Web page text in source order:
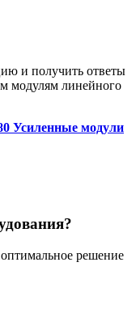
и получить ответы
модулям линейного
Усиленные модули
решение